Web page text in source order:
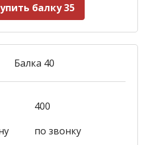
балку 35
Балка 40
400
по звонку